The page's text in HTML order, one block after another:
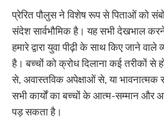
प्रेरित पौलुस ने विशेष रूप से पिताओं को
संदेश सार्वभौमिक है। यह सभी देखभाल
हमारे द्वारा युवा पीढ़ी के साथ किए जाने वाले
है। बच्चों को क्रोध दिलाना कई तरीकों से
से, अवास्तविक अपेक्षाओं से, या
सभी कार्यों का बच्चों के आत्म-सम्मान और
पड़ सकता है।